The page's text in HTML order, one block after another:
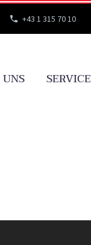
+43 1 315 70 10
SERVICE